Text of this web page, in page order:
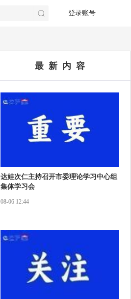
登录账号
最 新 内 容
达娃次仁主持召开市委理论学习中心组
集体学习会
08-06 12:44